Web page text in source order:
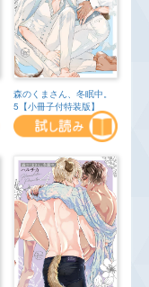
森のくまさん、冬眠中。
5【小冊子付特装版】